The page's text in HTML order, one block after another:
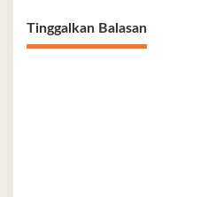
Tinggalkan Balasan